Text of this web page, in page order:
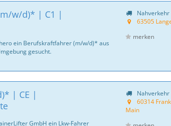
w/d)* | C1 |
ein Berufskraftfahrer (m/w/d)* aus
gesucht.
Nahverkehr
63505
merken
| CE |
GmbH ein Lkw-Fahrer
Nahverkehr
60314
Main